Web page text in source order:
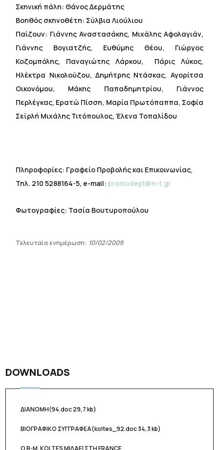
Σκηνική πάλη: Θάνος Δερμάτης
Βοηθός σκηνοθέτη: Σύλβια Λιούλιου
Παίζουν: Γιάννης Αναστασάκης, Μιχάλης Αφολαγιάν,
Γιάννης Βογιατζής, Ευθύμης Θέου, Γιώργος
Κοζομπόλης, Παναγιώτης Λάρκου, Πάρις Λύκος,
Ηλέκτρα Νικολούζου, Δημήτρης Ντάσκας, Αγορίτσα
Οικονόμου, Μάκης Παπαδημητρίου, Γιάννος
Περλέγκας, Ερατώ Πίσση, Μαρία Πρωτόπαππα, Σοφία
Σεϊρλή Μιχάλης Τιτόπουλος, Έλενα Τοπαλίδου
Πληροφορίες: Γραφείο Προβολής και Επικοινωνίας,
Τηλ. 210 5288164-5, e-mail: promodept@n-t.gr
Φωτογραφίες: Τασία Βουτυροπούλου
Τελευταία ενημέρωση: 10/02/2009
DOWNLOADS
ΔΙΑΝΟΜΗ(94.doc 29,7 kb)
ΒΙΟΓΡΑΦΙΚΟ ΣΥΓΓΡΑΦΕΑ(koltes_92.doc 34,3 kb)
Ο B-M. KOLTES ΜΙΛΑΕΙ ΣΤΗ FRANCE